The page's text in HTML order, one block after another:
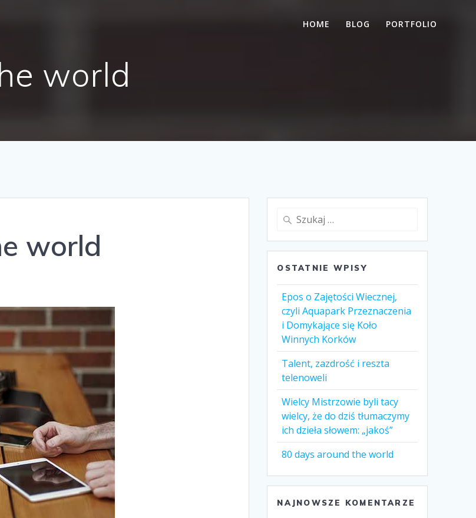
HOME BLOG PORTFOLIO
world
world
Szukaj:
OSTATNIE WPISY
Epos o Zajętości Wiecznej,
czyli Aquapark Przeznaczenia
i Domykające się Koło
Winnych Korków
Talent, zazdrość i reszta
telenoweli
Wielcy Mistrzowie byli tacy
wielcy, że do dziś tłumaczymy
ich dzieła słowem: „jakoś”
80 days around the world
NAJNOWSZE KOMENTARZE